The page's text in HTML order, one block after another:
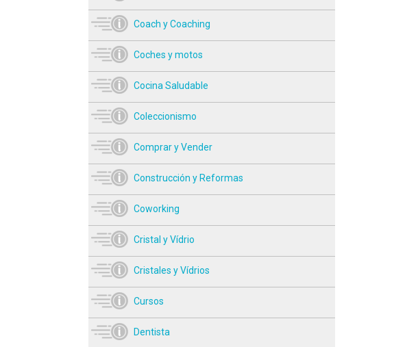
Coach y Coaching
Coches y motos
Cocina Saludable
Coleccionismo
Comprar y Vender
Construcción y Reformas
Coworking
Cristal y Vídrio
Cristales y Vídrios
Cursos
Dentista